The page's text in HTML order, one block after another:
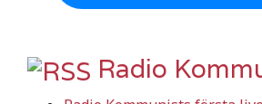
Radio